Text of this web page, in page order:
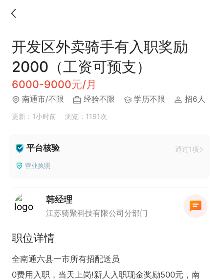
开发区外卖骑手有入职奖励
2000（工资可预支）
6000-9000元/月
南通市/不限 经验不限 学历不限 招6人
更新：1小时前 浏览：1191次
平台核验 通过1项
营业执照
韩经理
江苏骑聚科技有限公司分部门
职位详情
全南通六县一市所有招配送员
0费用入职，当天上岗!新人入职现金奖励500元，南